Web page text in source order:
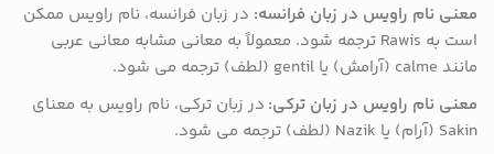
معنی نام راویس در زبان فرانسه: در زبان فرانسه، نام راویس ممکن
است به Rawis ترجمه شود. معمولاً به معانی مشابه معانی عربی
مانند calme (آرامش) یا gentil (لطف) ترجمه می شود.
معنی نام راویس در زبان ترکی: در زبان ترکی، نام راویس به معنای
Sakin (آرام) یا Nazik (لطف) ترجمه می شود.